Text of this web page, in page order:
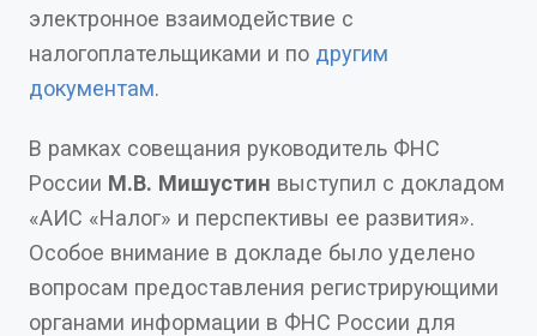
электронное взаимодействие с
налогоплательщиками и по другим
документам.
В рамках совещания руководитель ФНС
России М.В. Мишустин выступил с докладом
«АИС «Налог» и перспективы ее развития».
Особое внимание в докладе было уделено
вопросам предоставления регистрирующими
органами информации в ФНС России для